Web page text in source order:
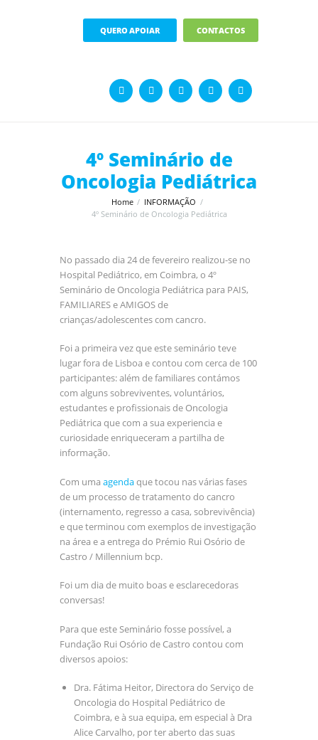
QUERO APOIAR CONTACTOS
4º Seminário de
Oncologia Pediátrica
Home
INFORMAÇÃO
4º Seminário de Oncologia Pediátrica
No passado dia 24 de fevereiro realizou-se no
Hospital Pediátrico, em Coimbra, o 4º
Seminário de Oncologia Pediátrica para PAIS,
FAMILIARES e AMIGOS de
crianças/adolescentes com cancro.
Foi a primeira vez que este seminário teve
lugar fora de Lisboa e contou com cerca de 100
participantes: além de familiares contámos
com alguns sobreviventes, voluntários,
estudantes e profissionais de Oncologia
Pediátrica que com a sua experiencia e
curiosidade enriqueceram a partilha de
informação.
Com uma agendaque tocou nas várias fases
de um processo de tratamento do cancro
(internamento, regresso a casa, sobrevivência)
e que terminou com exemplos de investigação
na área e a entrega do Prémio Rui Osório de
Castro / Millennium bcp.
Foi um dia de muito boas e esclarecedoras
conversas!
Para que este Seminário fosse possível, a
Fundação Rui Osório de Castro contou com
diversos apoios:
Dra. Fátima Heitor, Directora do Serviço de
Oncologia do Hospital Pediátrico de
Coimbra, e à sua equipa, em especial à Dra
Alice Carvalho, por ter aberto das suas